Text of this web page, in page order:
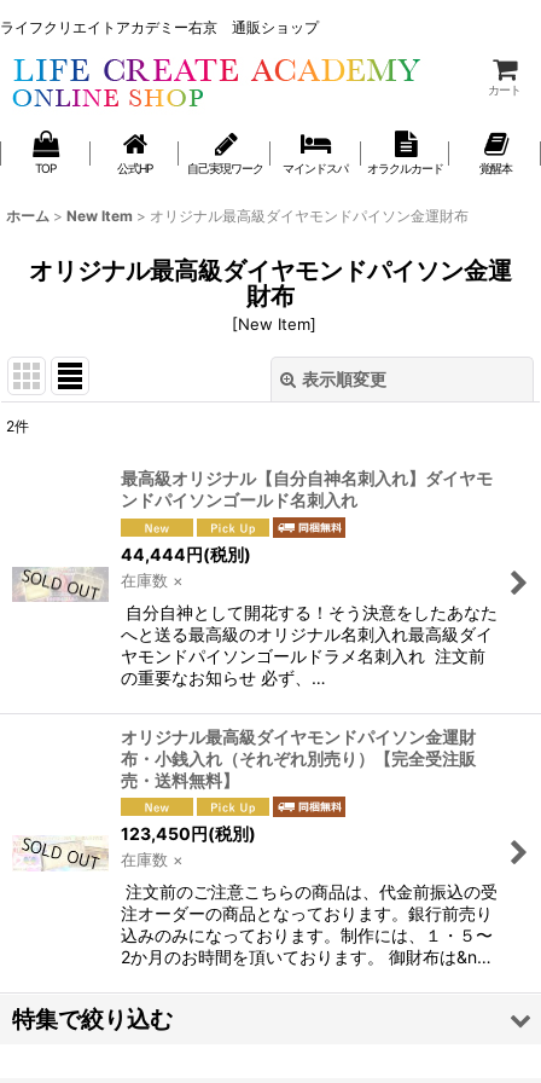
ライフクリエイトアカデミー右京 通販ショップ
カート
TOP 公式HP 自己実現ワーク マインドスパ オラクルカード 覚醒本
ホーム > New Item > オリジナル最高級ダイヤモンドパイソン金運財布
オリジナル最高級ダイヤモンドパイソン金運
財布
[New Item]
表示順変更
2件
最高級オリジナル【自分自神名刺入れ】ダイヤモ
ンドパイソンゴールド名刺入れ
44,444円(税別)
在庫数 ×
自分自神として開花する！そう決意をしたあなた
へと送る最高級のオリジナル名刺入れ最高級ダイ
ヤモンドパイソンゴールドラメ名刺入れ 注文前
の重要なお知らせ 必ず、…
オリジナル最高級ダイヤモンドパイソン金運財
布・小銭入れ（それぞれ別売り）【完全受注販
売・送料無料】
123,450円(税別)
在庫数 ×
注文前のご注意こちらの商品は、代金前振込の受
注オーダーの商品となっております。銀行前売り
込みのみになっております。制作には、１・５〜
2か月のお時間を頂いております。 御財布は&n…
特集で絞り込む